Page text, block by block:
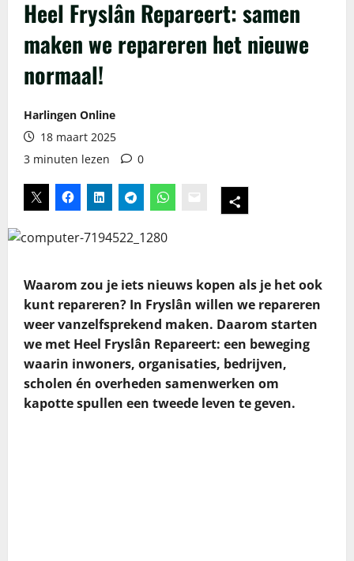
Heel Fryslân Repareert: samen
maken we repareren het nieuwe
normaal!
Harlingen Online
18 maart 2025
3 minuten lezen
0
Waarom zou je iets nieuws kopen als je het ook
kunt repareren? In Fryslân willen we repareren
weer vanzelfsprekend maken. Daarom starten
we met Heel Fryslân Repareert: een beweging
waarin inwoners, organisaties, bedrijven,
scholen én overheden samenwerken om
kapotte spullen een tweede leven te geven.